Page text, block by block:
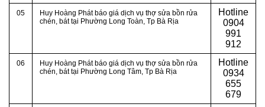
05
Huy Hoàng Phát báo giá dịch vụ thợ sửa bồn rửa
chén, bát tại Phường Long Toàn, Tp Bà Rịa
Hotline
0904
991
912
06
Huy Hoàng Phát báo giá dịch vụ thợ sửa bồn rửa
chén, bát tại Phường Long Tâm, Tp Bà Rịa
Hotline
0934
655
679